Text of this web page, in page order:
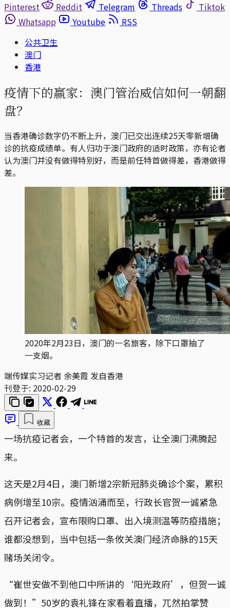
Pinterest
Reddit Telegram Threads
Tiktok
Whatsapp
Youtube
RSS
公共卫生
澳门
香港
疫情下的赢家：澳门管治威信如何一朝翻
盘？
当香港确诊数字仍不断上升，澳门已交出连续25天零新增确
诊的抗疫成绩单。有人归功于澳门政府的适时政策，亦有论者
认为澳门并没有做得特别好，而是前任特首做得差，香港做得
差。
2020年2月23日，澳门的一名旅客，除下口罩抽了
一支烟。
端传媒实习记者 余美霞 发自香港
刊登于: 2020-02-29
收藏
一场抗疫记者会，一个特首的发言，让全澳门沸腾起
来。
这天是2月4日，澳门新增2宗新冠肺炎确诊个案，累积
病例增至10宗。疫情汹涌而至，行政长官贺一诚紧急
召开记者会，宣布限购口罩、出入境测温等防疫措施；
谁都没想到，当中包括一条攸关澳门经济命脉的15天
赌场关闭令。
“崔世安做不到他口中所讲的‘阳光政府’，但贺一诚
做到！”50岁的袁礼锋在家看着直播，兀然拍掌赞